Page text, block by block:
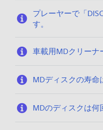
プレーヤーで「
す。
車載用MDクリーナ
MDディスクの寿命
MDのディスクは何